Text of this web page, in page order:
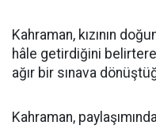
Kahraman, kızının
hâle getirdiğini
ağır bir sınava
Kahraman,